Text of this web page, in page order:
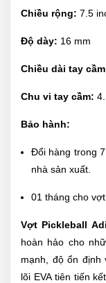
Chiều rộng: 7.5
Độ dày: 16 mm
Chiều dài tay
Chu vi tay cầm:
Bảo hành:
Đổi hàng trong
nhà sản xuất.
01 tháng cho vợt
Vợt Pickleball
hoàn hảo cho
mạnh, độ ổn định
lõi EVA tiên tiến